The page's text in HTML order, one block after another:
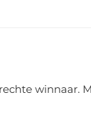
winnaar.